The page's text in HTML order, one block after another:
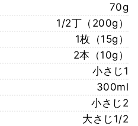
70g
1/2丁（200g）
1枚（15g）
2本（10g）
小さじ1
300ml
小さじ2
大さじ1/2